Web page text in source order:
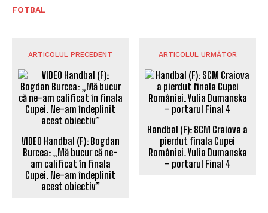
FOTBAL
ARTICOLUL PRECEDENT
VIDEO Handbal (F): Bogdan
Burcea: „Mă bucur că ne-
am calificat în finala
Cupei. Ne-am îndeplinit
acest obiectiv”
ARTICOLUL URMĂTOR
Handbal (F): SCM Craiova a
pierdut finala Cupei
României. Yulia Dumanska
– portarul Final 4